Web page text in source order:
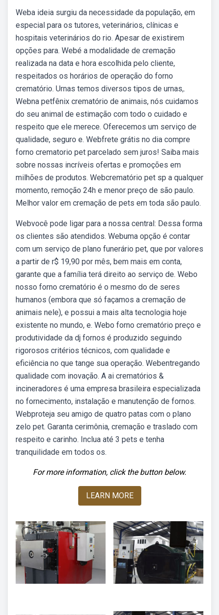
Weba ideia surgiu da necessidade da população, em
especial para os tutores, veterinários, clínicas e
hospitais veterinários do rio. Apesar de existirem
opções para. Webé a modalidade de cremação
realizada na data e hora escolhida pelo cliente,
respeitados os horários de operação do forno
crematório. Urnas temos diversos tipos de urnas,.
Webna petfênix crematório de animais, nós cuidamos
do seu animal de estimação com todo o cuidado e
respeito que ele merece. Oferecemos um serviço de
qualidade, seguro e. Webfrete grátis no dia compre
forno crematorio pet parcelado sem juros! Saiba mais
sobre nossas incríveis ofertas e promoções em
milhões de produtos. Webcrematório pet sp a qualquer
momento, remoção 24h e menor preço de são paulo.
Melhor valor em cremação de pets em toda são paulo.
Webvocê pode ligar para a nossa central: Dessa forma
os clientes são atendidos. Webuma opção é contar
com um serviço de plano funerário pet, que por valores
a partir de r$ 19,90 por mês, bem mais em conta,
garante que a família terá direito ao serviço de. Webo
nosso forno crematório é o mesmo do de seres
humanos (embora que só façamos a cremação de
animais nele), e possui a mais alta tecnologia hoje
existente no mundo, e. Webo forno crematório preço e
produtividade da dj fornos é produzido seguindo
rigorosos critérios técnicos, com qualidade e
eficiência no que tange sua operação. Webentregando
qualidade com inovação. A ai crematórios &
incineradores é uma empresa brasileira especializada
no fornecimento, instalação e manutenção de fornos.
Webproteja seu amigo de quatro patas com o plano
zelo pet. Garanta cerimônia, cremação e traslado com
respeito e carinho. Inclua até 3 pets e tenha
tranquilidade em todos os.
For more information, click the button below.
LEARN MORE